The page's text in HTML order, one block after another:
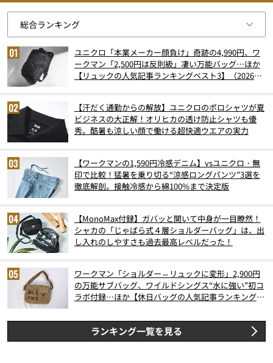
ユニクロ「本業メーカー顔負け」奇跡の4,990円、ワ
ークマン「2,500円は反則級」凄い万能バッグ…ほか
【リュックの人気記事ランキングベスト3】（2026年
【汗だく通勤からの解放】ユニクロのポロシャツが夏
ビジネスの大正解！オリヒカの透け防止シャツも優
秀。酷暑も涼しい顔で働ける超快適ウエアの実力
【ワークマンの1,590円冷感デニム】vsユニクロ・無
印で比較！猛暑を乗り切る“涼感ロングパンツ”3選を
徹底解剖。接触冷感から綿100%まで決定版
【MonoMax付録】ガバッと開いて中身が一目瞭然！
シャカの「じゃばら式４層ショルダーバッグ」は、出
し入れのしやすさも過去最高レベルだった！
ワークマン「ショルダー⇔リュックに変形」2,900円
の万能サブバッグ、ワイルドシングス“水に強い”初コ
ラボ付録…ほか【休日バッグの人気記事ランキングベ
ランキング一覧を見る